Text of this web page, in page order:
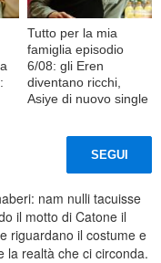
Tutto per la mia
famiglia episodio
6/08: gli Eren
diventano ricchi,
Asiye di nuovo single
SEGUI
nam nulli tacuisse
il motto di Catone il
riguardano il costume e
la realtà che ci circonda.